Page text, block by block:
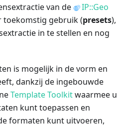
van de
IP::Geo
toekomstig gebruik (presets),
in te stellen en nog
is mogelijk in de vorm en
dankzij de ingebouwde
Template Toolkitwaarmee u
kunt toepassen en
formaten kunt uitvoeren,